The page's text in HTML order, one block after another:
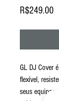
R$249.00
GL DJ Cover
flexível,
seus